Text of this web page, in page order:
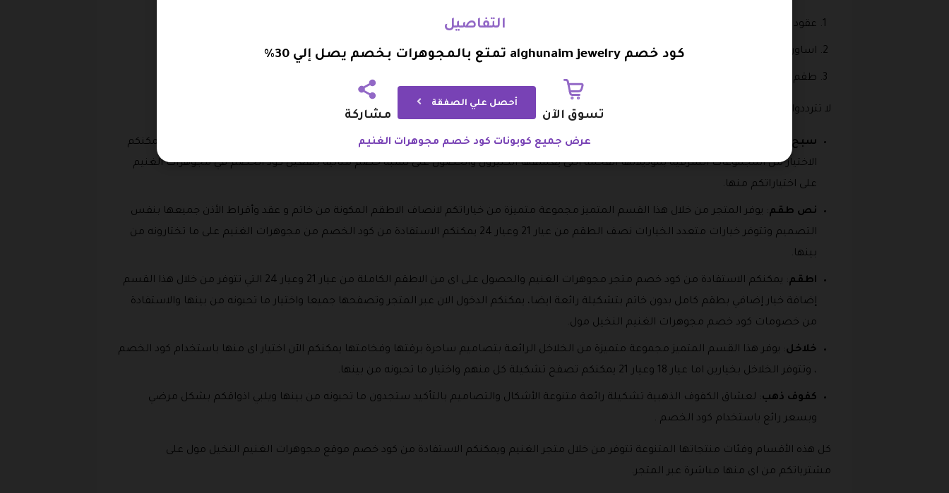
عقود لؤلؤ.
اساور لؤلؤ.
طقم عقد واسورة من اللؤلؤ.
لا تترددوا الان بالاستفادة من نسبة خصم كود خصم مجوهرات الغنيم على ما تحتاجون اليه من بينها.
سبح
: مجموعة متميزة من السبح عيار 21 وعيار 24 يمكنكم الاختيار من بينها حسب ذوقكم من الموديلات الحديثة الرقيقة و بموديلاتها الفاخرة او يمكنكم
الاختيار من المجموعات الشرقية بموديلاتها الفخمة التى يعشقها الكثيرون والحصول على نسبة خصم مثالية بتفعيل كود الخصم في مجوهرات الغنيم
على اختياراتكم منها.
نص طقم: يوفر المتجر من خلال هذا القسم المتميز مجموعة متميزة من خياراتكم لانصاف الاطقم المكونة من خاتم و عقد وأقراط الأذن جميعها بنفس
التصميم وتتوفر خيارات متعدد الخيارات نصف الطقم من عيار 21 وعيار 24 يمكنكم الاستفادة من كود الخصم من مجوهرات الغنيم على ما تختارونه من
بينها.
اطقم
: يمكنكم الاستفادة من كود خصم متجر مجوهرات الغنيم والحصول على اى من الاطقم الكاملة من عيار 21 وعيار 24 التي تتوفر من خلال هذا القسم
إضافة خيار إضافي بطقم كامل بدون خاتم بتشكيلة رائعة ايضا، يمكنكم الدخول الان عبر المتجر وتصفحها جميعا واختيار ما تحبونه من بينها والاستفادة
من خصومات كود خصم مجوهرات الغنيم النخيل مول.
خلاخل: يوفر هذا القسم المتميز مجموعة متميزة من الخلاخل الرائعة بتصاميم ساحرة برقتها وفخامتها يمكنكم الآن اختيار اى منها باستخدام كود الخصم
، وتتوفر الخلاخل بخيارين اما عيار 18 وعيار 21 يمكنكم تصفح تشكيلة كل منهم واختيار ما تحبونه من بينها.
كفوف ذهب: لعشاق الكفوف الذهبية تشكيلة رائعة متنوعة الأشكال والتصاميم بالتأكيد ستجدون ما تحبونه من بينها ويلبي اذواقكم بشكل مرضي
وبسعر رائع باستخدام كود الخصم .
كل هذه الأقسام وفئات منتجاتها المتنوعة تتوفر من خلال متجر الغنيم ويمكنكم الاستفادة من كود خصم موقع مجوهرات الغنيم النخيل مول على
مشترياتكم من اى منها مباشرة عبر المتجر.
التفاصيل
كود خصم alghunaim jewelry تمتع بالمجوهرات بخصم يصل إلي 30%
تسوق الآن
أحصل علي الصفقة
مشاركة
عرض جميع كوبونات كود خصم مجوهرات الغنيم